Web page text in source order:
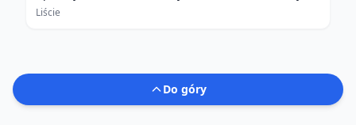
Liście
Do góry